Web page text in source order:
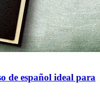
de español ideal para